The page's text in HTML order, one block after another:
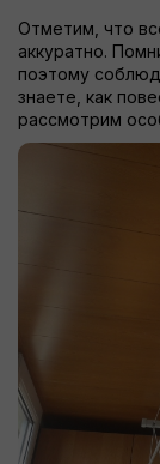
Отметим, что
аккуратно.
поэтому
знаете, как
рассмотрим